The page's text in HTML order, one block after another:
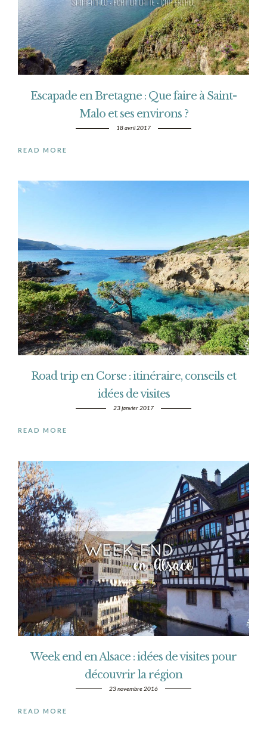
Escapade en Bretagne : Que faire à Saint-
Malo et ses environs ?
18 avril 2017
READ MORE
Road trip en Corse : itinéraire, conseils et
idées de visites
23 janvier 2017
READ MORE
Week end en Alsace : idées de visites pour
découvrir la région
23 novembre 2016
READ MORE